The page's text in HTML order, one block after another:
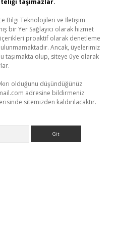
taşımazlar.
Bilgi Teknolojileri ve İletişim
bir Yer Sağlayıcı olarak hizmet
proaktif olarak denetleme
Ancak, üyelerimiz
taşımakta olup, siteye üye olarak
olduğunu düşündüğünüz
adresine bildirmeniz
sitemizden kaldırılacaktır.